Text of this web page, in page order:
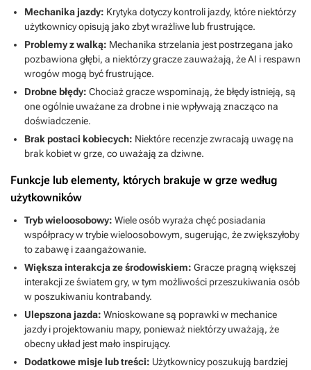
Mechanika jazdy: Krytyka dotyczy kontroli jazdy, które niektórzy
użytkownicy opisują jako zbyt wrażliwe lub frustrujące.
Problemy z walką: Mechanika strzelania jest postrzegana jako
pozbawiona głębi, a niektórzy gracze zauważają, że AI i respawn
wrogów mogą być frustrujące.
Drobne błędy: Chociaż gracze wspominają, że błędy istnieją, są
one ogólnie uważane za drobne i nie wpływają znacząco na
doświadczenie.
Brak postaci kobiecych: Niektóre recenzje zwracają uwagę na
brak kobiet w grze, co uważają za dziwne.
Funkcje lub elementy, których brakuje w grze według
użytkowników
Tryb wieloosobowy: Wiele osób wyraża chęć posiadania
współpracy w trybie wieloosobowym, sugerując, że zwiększyłoby
to zabawę i zaangażowanie.
Większa interakcja ze środowiskiem: Gracze pragną większej
interakcji ze światem gry, w tym możliwości przeszukiwania osób
w poszukiwaniu kontrabandy.
Ulepszona jazda: Wnioskowane są poprawki w mechanice
jazdy i projektowaniu mapy, ponieważ niektórzy uważają, że
obecny układ jest mało inspirujący.
Dodatkowe misje lub treści: Użytkownicy poszukują bardziej